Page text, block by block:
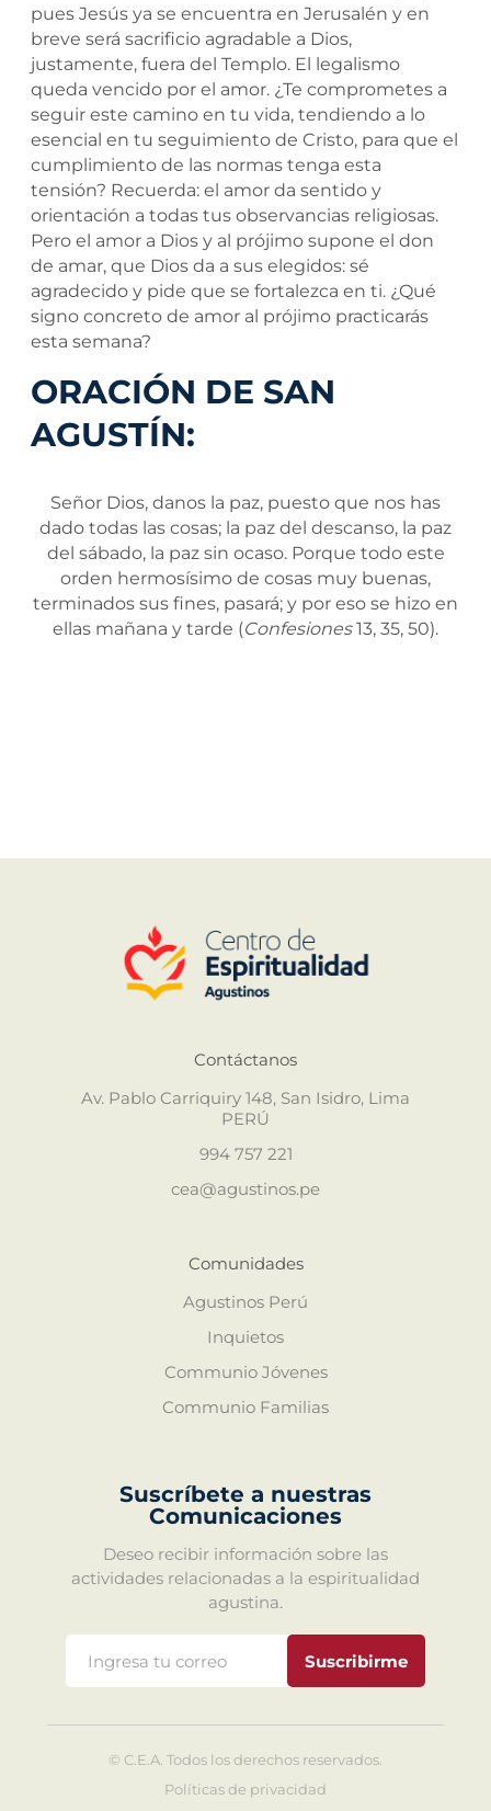
pues Jesús ya se encuentra en Jerusalén y en
breve será sacrificio agradable a Dios,
justamente, fuera del Templo. El legalismo
queda vencido por el amor. ¿Te comprometes a
seguir este camino en tu vida, tendiendo a lo
esencial en tu seguimiento de Cristo, para que el
cumplimiento de las normas tenga esta
tensión? Recuerda: el amor da sentido y
orientación a todas tus observancias religiosas.
Pero el amor a Dios y al prójimo supone el don
de amar, que Dios da a sus elegidos: sé
agradecido y pide que se fortalezca en ti. ¿Qué
signo concreto de amor al prójimo practicarás
esta semana?
ORACIÓN DE SAN
AGUSTÍN:
Señor Dios, danos la paz, puesto que nos has
dado todas las cosas; la paz del descanso, la paz
del sábado, la paz sin ocaso. Porque todo este
orden hermosísimo de cosas muy buenas,
terminados sus fines, pasará; y por eso se hizo en
ellas mañana y tarde (Confesiones13, 35, 50).
Contáctanos
Av. Pablo Carriquiry 148, San Isidro, Lima
PERÚ
994 757 221
cea@agustinos.pe
Comunidades
Agustinos Perú
Inquietos
Communio Jóvenes
Communio Familias
Suscríbete a nuestras
Comunicaciones
Deseo recibir información sobre las
actividades relacionadas a la espiritualidad
agustina.
Suscribirme
© C.E.A. Todos los derechos reservados.
Políticas de privacidad